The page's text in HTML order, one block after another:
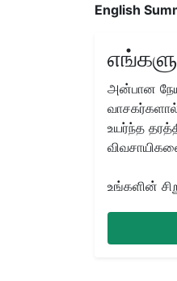
English
அன்பான
உயர்ந்த
உங்களின்